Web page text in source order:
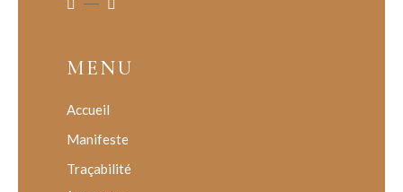
MENU
Accueil
Manifeste
Traçabilité